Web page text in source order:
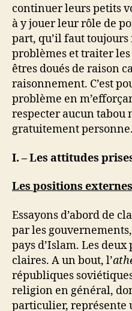
continuer leurs petits
à y jouer leur rôle de
part, qu’il faut
problèmes et traiter
êtres doués de raison
raisonnement. C’est
problème en
respecter aucun tabou
gratuitement personne.
I. – Les attitudes
Les positions externes
Essayons d’abord de
par les
pays d’Islam. Les
claires. A un bout, l’
républiques
religion en général,
particulier, représente